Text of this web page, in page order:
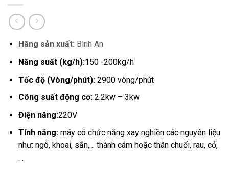
Hãng sản xuất: Bình An
Năng suất (kg/h):150 -200kg/h
Tốc độ (Vòng/phút):2900 vòng/phút
Công suất động cơ:2.2kw – 3kw
Điện năng:220V
Tính năng:máy có chức năng xay nghiền các nguyên liệu
như: ngô, khoai, sắn,… thành cám hoặc thân chuối, rau, cỏ,
…